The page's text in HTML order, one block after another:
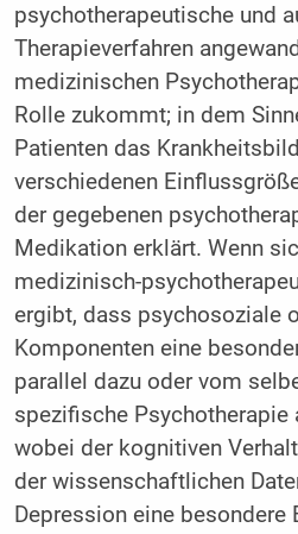
psychotherapeutische und
Therapieverfahren
medizinischen
Rolle zukommt; in dem
Patienten das
verschiedenen
der gegebenen
Medikation erklärt. Wenn
medizinisch-
ergibt, dass psychosoziale
Komponenten eine
parallel dazu oder vom
spezifische Psychotherapie
wobei der kognitiven
der wissenschaftlichen
Depression eine besondere